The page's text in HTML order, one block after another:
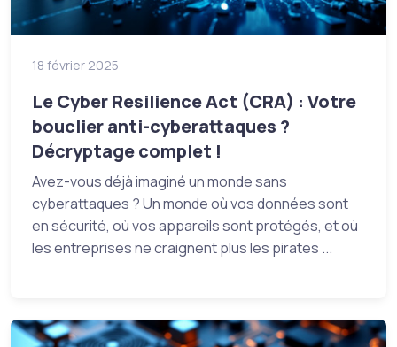
18 février 2025
Le Cyber Resilience Act (CRA) : Votre
bouclier anti-cyberattaques ?
Décryptage complet !
Avez-vous déjà imaginé un monde sans
cyberattaques ? Un monde où vos données sont
en sécurité, où vos appareils sont protégés, et où
les entreprises ne craignent plus les pirates ...